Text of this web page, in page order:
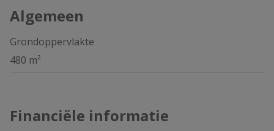
Algemeen
Grondoppervlakte
480 m²
Financiële informatie